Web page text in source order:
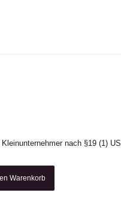
nach §19 (1)
Warenkorb